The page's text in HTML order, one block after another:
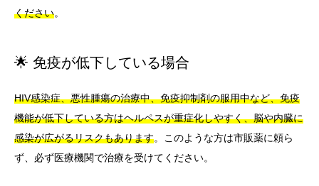
ください。
🌟 免疫が低下している場合
HIV感染症、悪性腫瘍の治療中、免疫抑制剤の服用中など、免疫
機能が低下している方はヘルペスが重症化しやすく、脳や内臓に
感染が広がるリスクもあります。このような方は市販薬に頼ら
ず、必ず医療機関で治療を受けてください。